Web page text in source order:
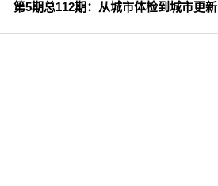
第5期总112期： 从城市体检到城市更新